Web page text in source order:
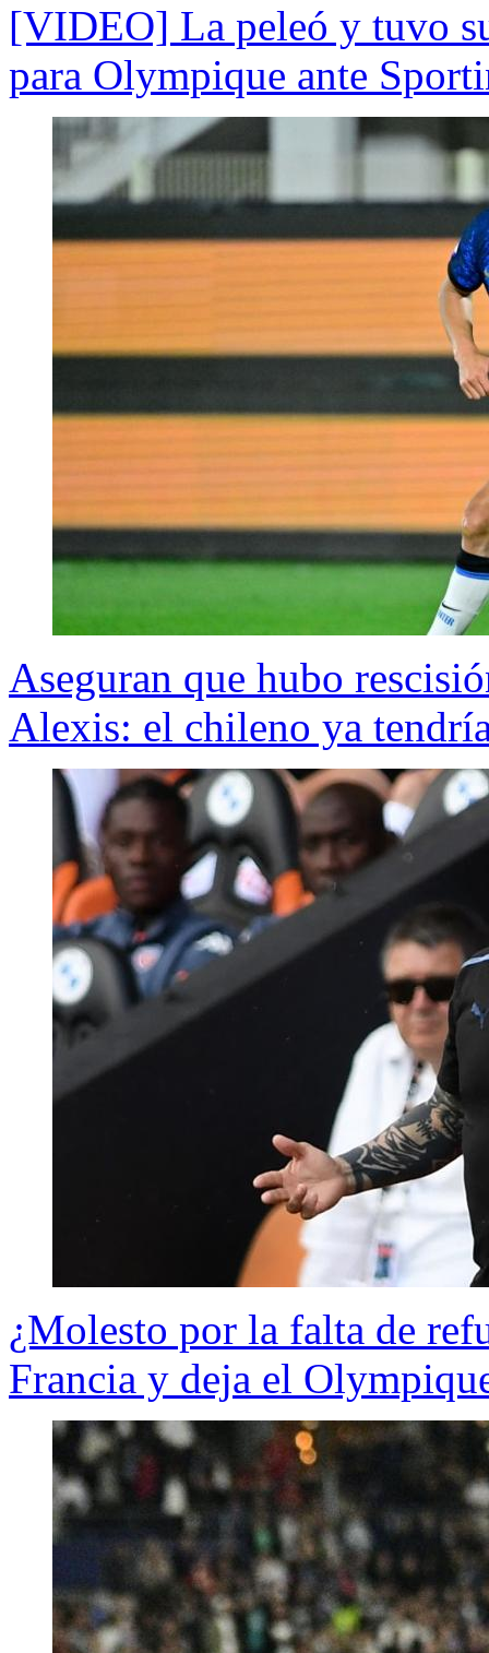
[VIDEO] La peleó y tuvo
para Olympique ante
Aseguran que hubo
Alexis: el chileno ya
¿Molesto por la falta de
Francia y deja el